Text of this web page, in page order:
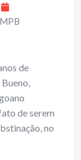
MPB
de
de serem
no